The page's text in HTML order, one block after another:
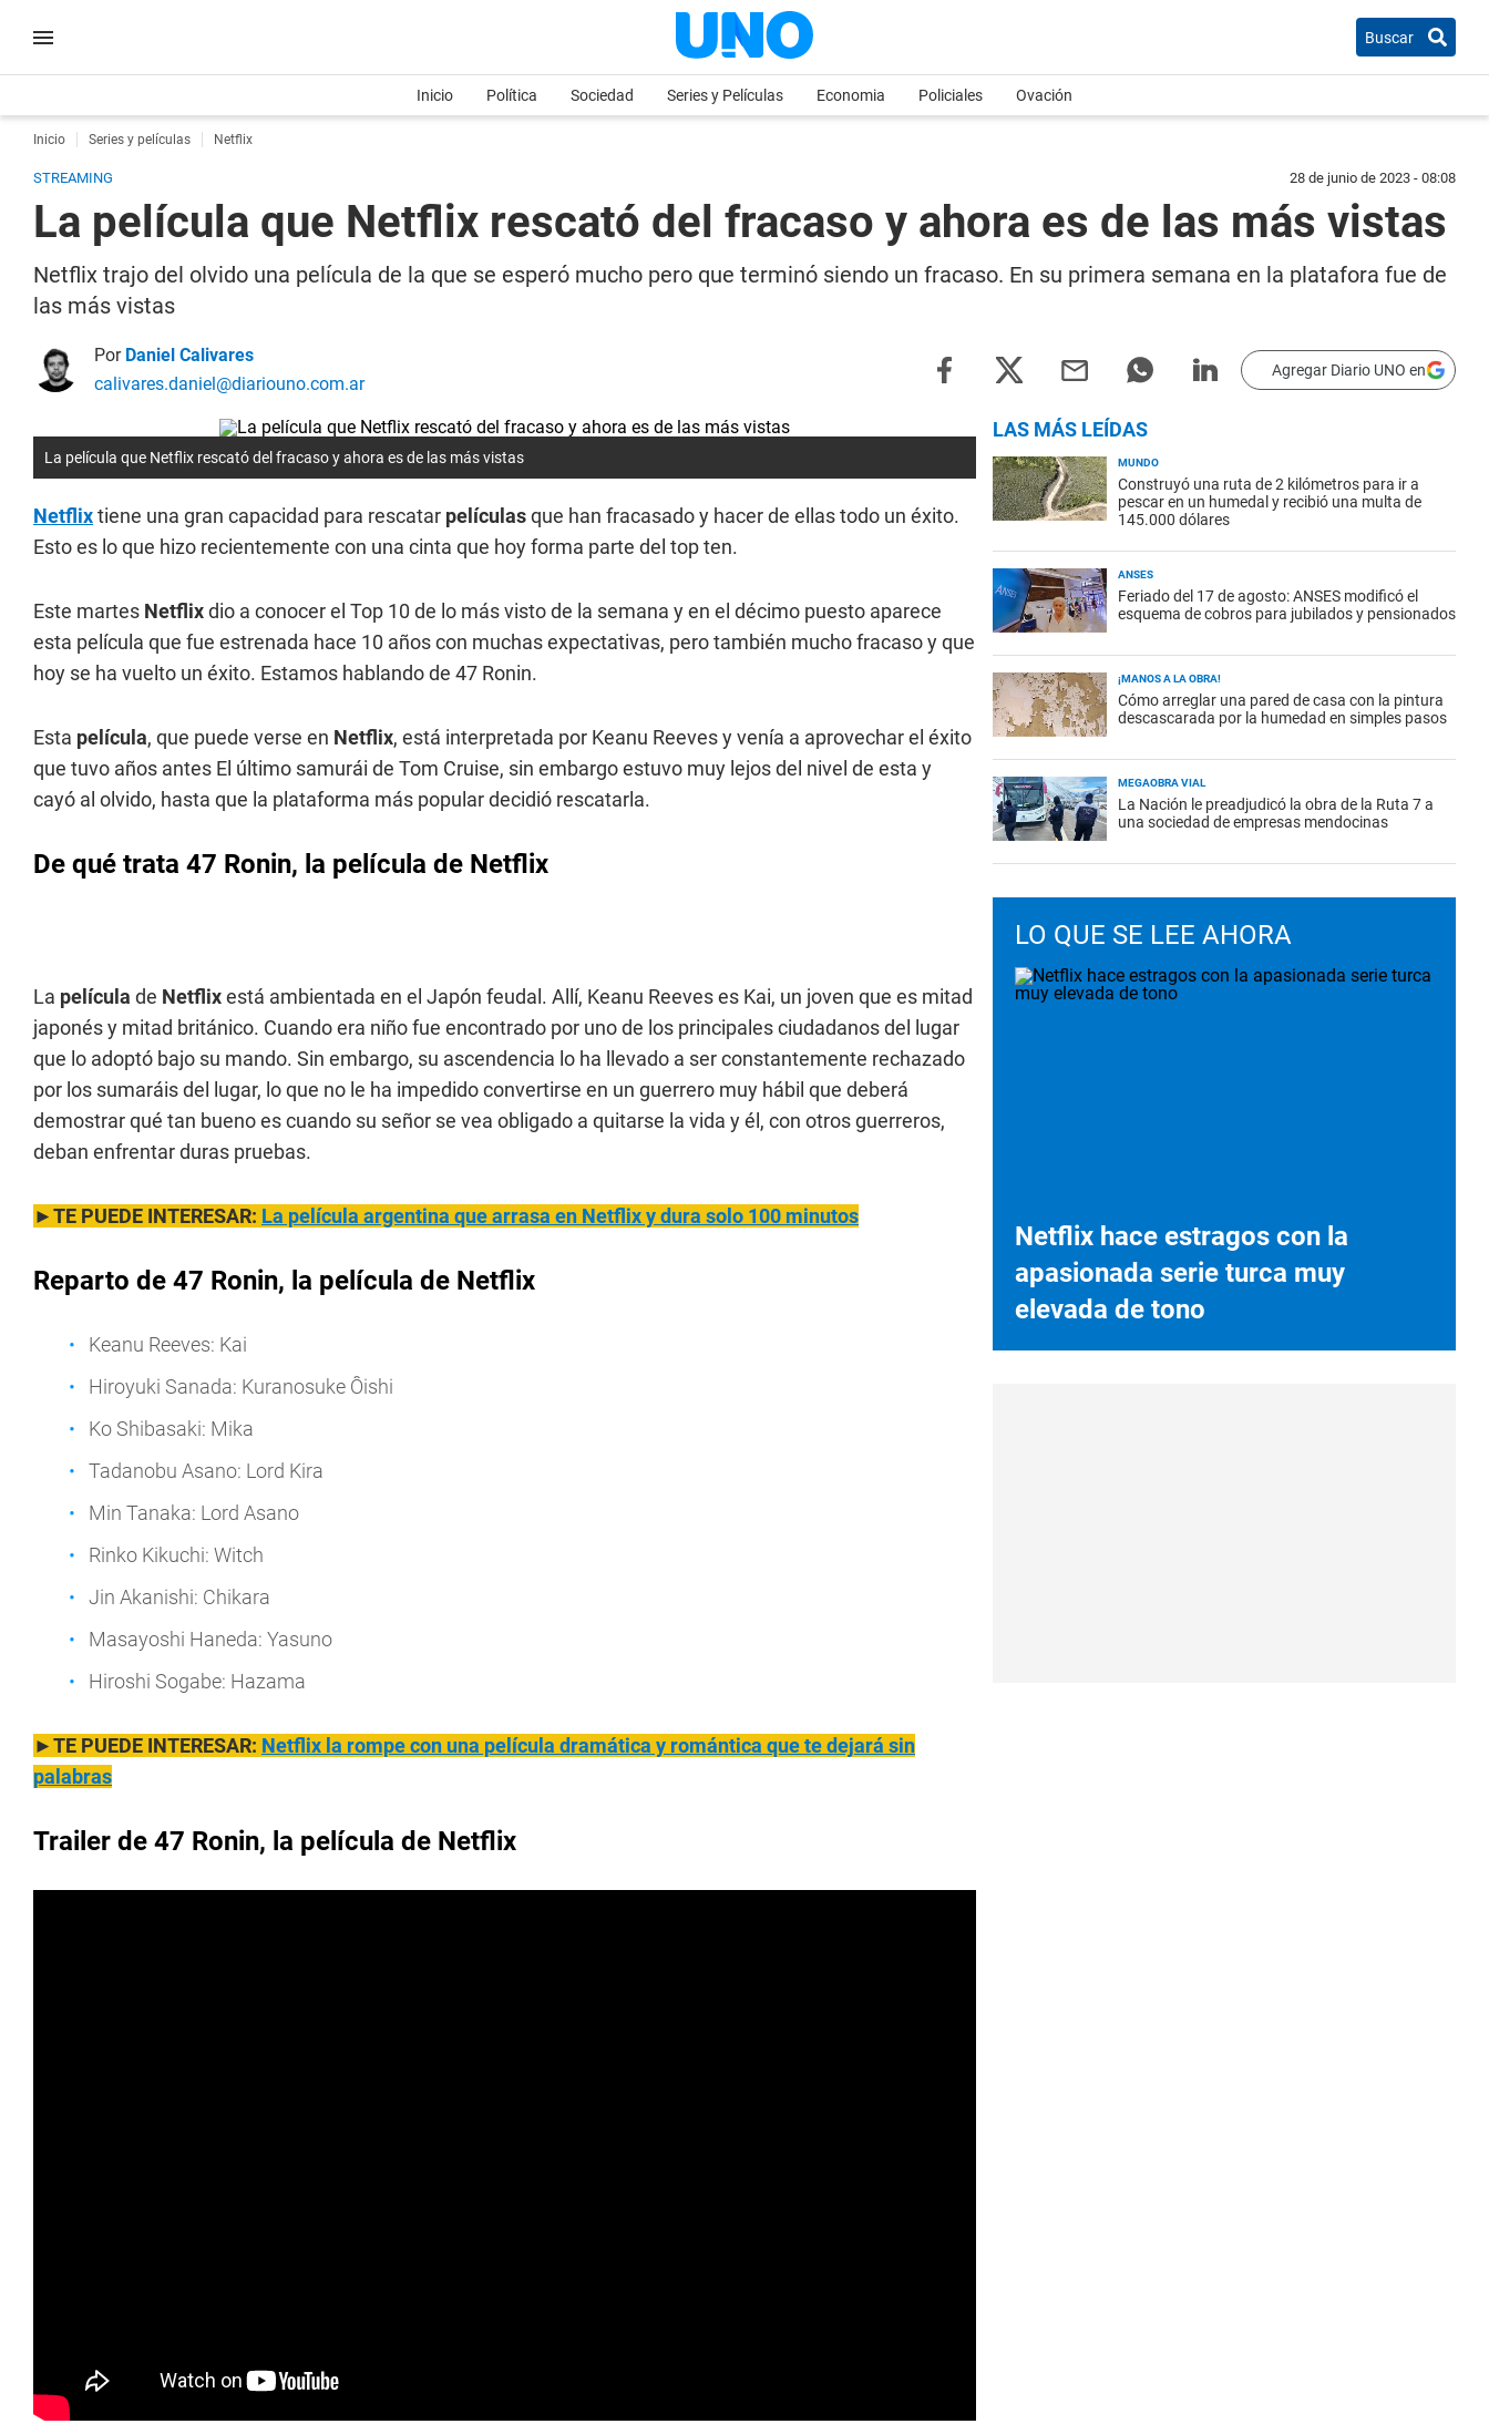
Buscar
Inicio Política Sociedad Series y Películas Economia Policiales Ovación
Inicio Series y películas Netflix
STREAMING 28 de junio de 2023 - 08:08
La película que Netflix rescató del fracaso y ahora es de las más vistas
Netflix trajo del olvido una película de la que se esperó mucho pero que terminó siendo un fracaso. En su primera semana en la platafora fue de
las más vistas
Por Daniel Calivares
calivares.daniel@diariouno.com.ar
Agregar Diario UNO en
La película que Netflix rescató del fracaso y ahora es de las más vistas
Netflixtiene una gran capacidad para rescatar películasque han fracasado y hacer de ellas todo un éxito.
Esto es lo que hizo recientemente con una cinta que hoy forma parte del top ten.
Este martes Netflixdio a conocer el Top 10 de lo más visto de la semana y en el décimo puesto aparece
esta película que fue estrenada hace 10 años con muchas expectativas, pero también mucho fracaso y que
hoy se ha vuelto un éxito. Estamos hablando de 47 Ronin.
Esta película, que puede verse en Netflix, está interpretada por Keanu Reeves y venía a aprovechar el éxito
que tuvo años antes El último samurái de Tom Cruise, sin embargo estuvo muy lejos del nivel de esta y
cayó al olvido, hasta que la plataforma más popular decidió rescatarla.
De qué trata 47 Ronin, la película de Netflix
La película de Netflixestá ambientada en el Japón feudal. Allí, Keanu Reeves es Kai, un joven que es mitad
japonés y mitad británico. Cuando era niño fue encontrado por uno de los principales ciudadanos del lugar
que lo adoptó bajo su mando. Sin embargo, su ascendencia lo ha llevado a ser constantemente rechazado
por los sumaráis del lugar, lo que no le ha impedido convertirse en un guerrero muy hábil que deberá
demostrar qué tan bueno es cuando su señor se vea obligado a quitarse la vida y él, con otros guerreros,
deban enfrentar duras pruebas.
►TE PUEDE INTERESAR: La película argentina que arrasa en Netflix y dura solo 100 minutos
Reparto de 47 Ronin, la película de Netflix
Keanu Reeves: Kai
Hiroyuki Sanada: Kuranosuke Ôishi
Ko Shibasaki: Mika
Tadanobu Asano: Lord Kira
Min Tanaka: Lord Asano
Rinko Kikuchi: Witch
Jin Akanishi: Chikara
Masayoshi Haneda: Yasuno
Hiroshi Sogabe: Hazama
►TE PUEDE INTERESAR: Netflix la rompe con una película dramática y romántica que te dejará sin
palabras
Trailer de 47 Ronin, la película de Netflix
LAS MÁS LEÍDAS
MUNDO
Construyó una ruta de 2 kilómetros para ir a
pescar en un humedal y recibió una multa de
145.000 dólares
ANSES
Feriado del 17 de agosto: ANSES modificó el
esquema de cobros para jubilados y pensionados
¡MANOS A LA OBRA!
Cómo arreglar una pared de casa con la pintura
descascarada por la humedad en simples pasos
MEGAOBRA VIAL
La Nación le preadjudicó la obra de la Ruta 7 a
una sociedad de empresas mendocinas
LO QUE SE LEE AHORA
Netflix hace estragos con la
apasionada serie turca muy
elevada de tono